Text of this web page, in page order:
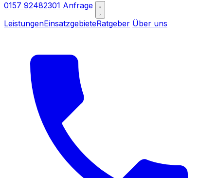
0157 92482301 Anfrage
LeistungenEinsatzgebieteRatgeber Über uns